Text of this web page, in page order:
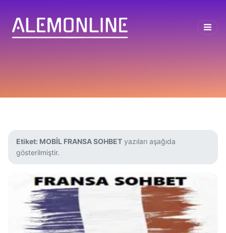
Etiket: MOBİL FRANSA SOHBET yazıları aşağıda
gösterilmiştir.